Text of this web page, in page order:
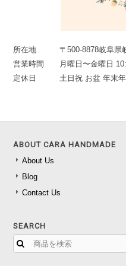
所在地
〒500-8878岐阜県
営業時間
月曜日〜金曜日
定休日
土日祝 お盆 年末
ABOUT CARA HANDMADE
About Us
Blog
Contact Us
SEARCH